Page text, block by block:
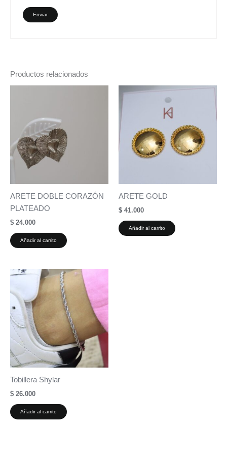
Productos relacionados
ARETE DOBLE CORAZÓN
PLATEADO
$ 24.000
Añadir al carrito
ARETE GOLD
$ 41.000
Añadir al carrito
Tobillera Shylar
$ 26.000
Añadir al carrito